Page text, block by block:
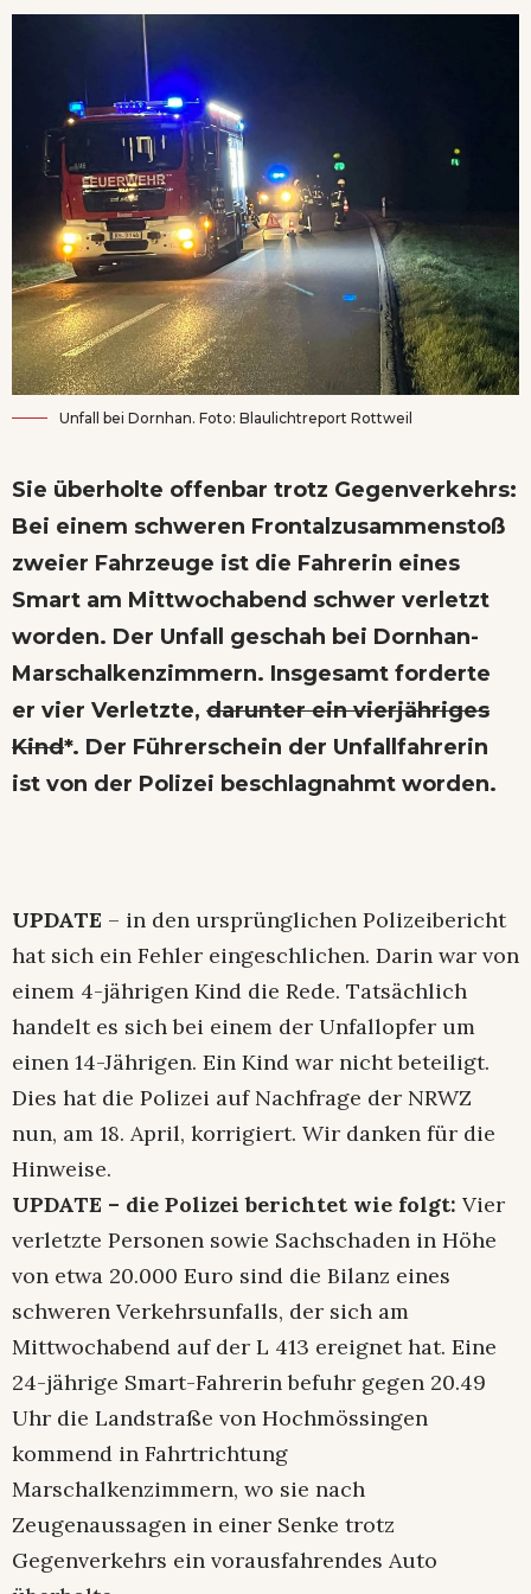
Unfall bei Dornhan. Foto: Blaulichtreport Rottweil
Sie überholte offenbar trotz Gegenverkehrs:
Bei einem schweren Frontalzusammenstoß
zweier Fahrzeuge ist die Fahrerin eines
Smart am Mittwochabend schwer verletzt
worden. Der Unfall geschah bei Dornhan-
Marschalkenzimmern. Insgesamt forderte
er vier Verletzte, darunter ein vierjähriges
Kind*. Der Führerschein der Unfallfahrerin
ist von der Polizei beschlagnahmt worden.
UPDATE – in den ursprünglichen Polizeibericht
hat sich ein Fehler eingeschlichen. Darin war von
einem 4-jährigen Kind die Rede. Tatsächlich
handelt es sich bei einem der Unfallopfer um
einen 14-Jährigen. Ein Kind war nicht beteiligt.
Dies hat die Polizei auf Nachfrage der NRWZ
nun, am 18. April, korrigiert. Wir danken für die
Hinweise.
UPDATE – die Polizei berichtet wie folgt: Vier
verletzte Personen sowie Sachschaden in Höhe
von etwa 20.000 Euro sind die Bilanz eines
schweren Verkehrsunfalls, der sich am
Mittwochabend auf der L 413 ereignet hat. Eine
24-jährige Smart-Fahrerin befuhr gegen 20.49
Uhr die Landstraße von Hochmössingen
kommend in Fahrtrichtung
Marschalkenzimmern, wo sie nach
Zeugenaussagen in einer Senke trotz
Gegenverkehrs ein vorausfahrendes Auto